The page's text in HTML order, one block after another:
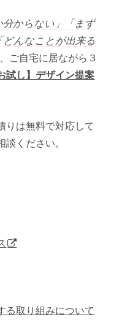
分からない」「まず
んなことが出来る
ご自宅に居ながら３
試し】デザイン提案
りは無料で対応して
ください。
る取り組みについて